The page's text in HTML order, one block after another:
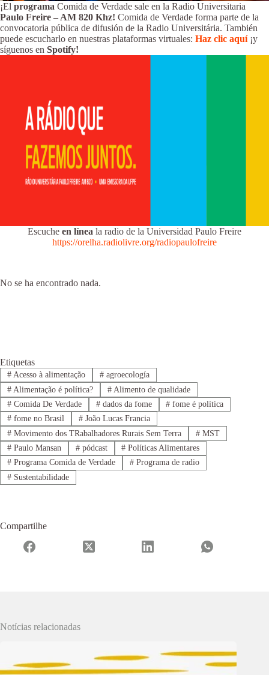
¡El programa Comida de Verdade sale en la Radio Universitaria
Paulo Freire – AM 820 Khz! Comida de Verdade forma parte de la
convocatoria pública de difusión de la Radio Universitária. También
puede escucharlo en nuestras plataformas virtuales: Haz clic aquí ¡y
síguenos en Spotify!
Escuche en línea la radio de la Universidad Paulo Freire
https://orelha.radiolivre.org/radiopaulofreire
No se ha encontrado nada.
Etiquetas
#Acesso à alimentação #agroecología
#Alimentação é política? #Alimento de qualidade
#Comida De Verdade #dados da fome # fome é política
#fome no Brasil #João Lucas Francia
#Movimento dos TRabalhadores Rurais Sem Terra #MST
#Paulo Mansan #pódcast # Políticas Alimentares
#Programa Comida de Verdade #Programa de radio
#Sustentabilidade
Compartilhe
Notícias relacionadas